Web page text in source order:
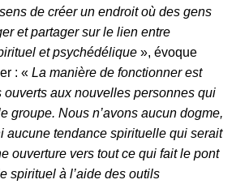
de créer un endroit où des gens
et partager sur le lien entre
et psychédélique », évoque
: « La manière de fonctionner est
ouverts aux nouvelles personnes qui
groupe. Nous n’avons aucun dogme,
aucune tendance spirituelle qui serait
ouverture vers tout ce qui fait le pont
spirituel à l’aide des outils